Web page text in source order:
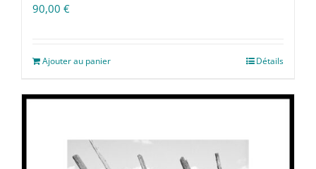
90,00 €
Ajouter au panier Détails